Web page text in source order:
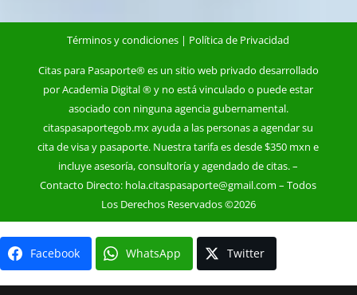
Términos y condiciones | Política de Privacidad
Citas para Pasaporte® es un sitio web privado desarrollado
por Academia Digital ® y no está vinculado o puede estar
asociado con ninguna agenciagubernamental.
citaspasaportegob.mx ayuda a las personas a agendar su
cita de visa y pasaporte. Nuestra tarifa es desde $350 mxn e
incluye asesoría, consultoría y agendado de citas. –
Contacto Directo: hola.citaspasaporte@gmail.com – Todos
Los Derechos Reservados ©2026
Facebook WhatsApp Twitter